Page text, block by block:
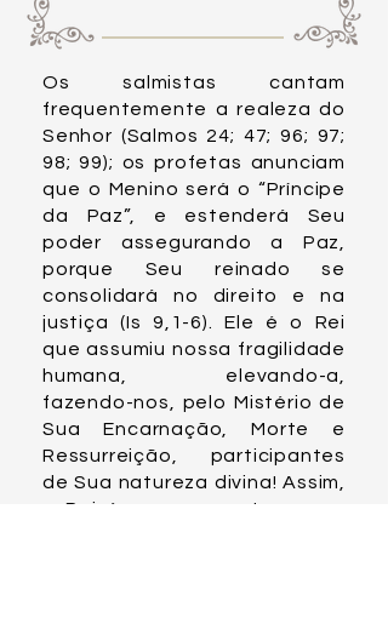
Os salmistas cantam
frequentemente a realeza do
Senhor (Salmos 24; 47; 96; 97;
98; 99); os profetas anunciam
que o Menino será o “Príncipe
da Paz”, e estenderá Seu
poder assegurando a Paz,
porque Seu reinado se
consolidará no direito e na
justiça (Is 9,1-6). Ele é o Rei
que assumiu nossa fragilidade
humana, elevando-a,
fazendo-nos, pelo Mistério de
Sua Encarnação, Morte e
Ressurreição, participantes
de Sua natureza divina! Assim,
o Rei é, ao mesmo tempo, o